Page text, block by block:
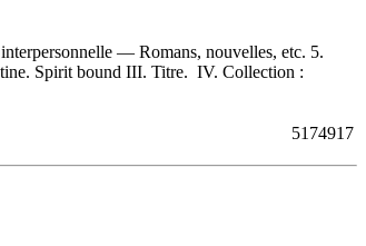
— Romans, nouvelles, etc. 5.
Spirit bound III. Titre. IV. Collection :
5174917